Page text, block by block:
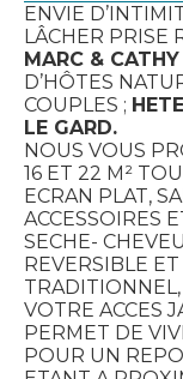
ENVIE
LÂCHER PRISE
MARC & CATHY
D’HÔTES
COUPLES ;
LE GARD.
NOUS VOUS
16 ET 22 M²
ECRAN PLAT,
SECHE-
REVERSIBLE
VOTRE ACCES
PERMET DE
POUR UN